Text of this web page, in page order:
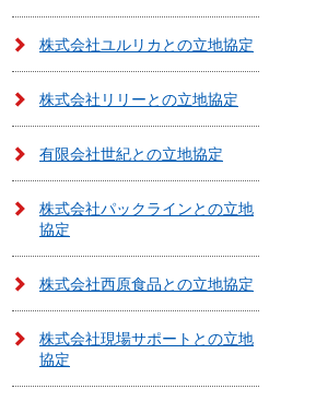
株式会社ユルリカとの立地協定
株式会社リリーとの立地協定
有限会社世紀との立地協定
株式会社パックラインとの立地
協定
株式会社西原食品との立地協定
株式会社現場サポートとの立地
協定